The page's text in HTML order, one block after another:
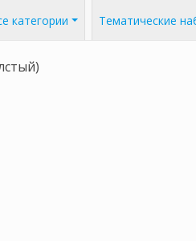
категории Тематические